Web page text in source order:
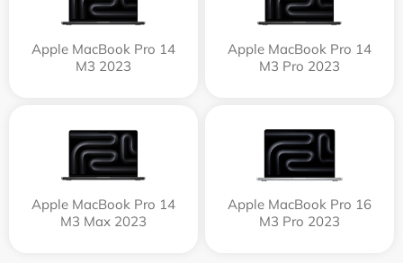
Apple MacBook Pro 14
M3 2023
Apple MacBook Pro 14
M3 Pro 2023
Apple MacBook Pro 14
M3 Max 2023
Apple MacBook Pro 16
M3 Pro 2023